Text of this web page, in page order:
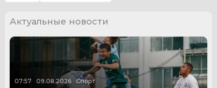
Актуальные новости
07:57 09.08.2026 Спорт